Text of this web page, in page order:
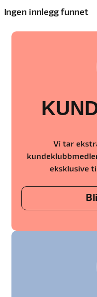
Ingen innlegg funnet
Vi tar
eksklusive